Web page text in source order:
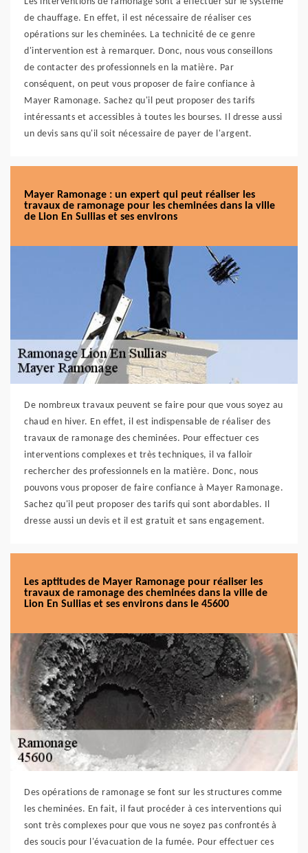
de chauffage. En effet, il est nécessaire de réaliser ces
opérations sur les cheminées. La technicité de ce genre
d'intervention est à remarquer. Donc, nous vous conseillons
de contacter des professionnels en la matière. Par
conséquent, on peut vous proposer de faire confiance à
Mayer Ramonage. Sachez qu'il peut proposer des tarifs
intéressants et accessibles à toutes les bourses. Il dresse aussi
un devis sans qu'il soit nécessaire de payer de l'argent.
Mayer Ramonage : un expert qui peut réaliser les
travaux de ramonage pour les cheminées dans la ville
de Lion En Sullias et ses environs
De nombreux travaux peuvent se faire pour que vous soyez au
chaud en hiver. En effet, il est indispensable de réaliser des
travaux de ramonage des cheminées. Pour effectuer ces
interventions complexes et très techniques, il va falloir
rechercher des professionnels en la matière. Donc, nous
pouvons vous proposer de faire confiance à Mayer Ramonage.
Sachez qu'il peut proposer des tarifs qui sont abordables. Il
dresse aussi un devis et il est gratuit et sans engagement.
Les aptitudes de Mayer Ramonage pour réaliser les
travaux de ramonage des cheminées dans la ville de
Lion En Sullias et ses environs dans le 45600
Des opérations de ramonage se font sur les structures comme
les cheminées. En fait, il faut procéder à ces interventions qui
sont très complexes pour que vous ne soyez pas confrontés à
des soucis pour l'évacuation de la fumée. Pour effectuer ces